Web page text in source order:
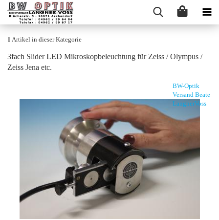
1 Artikel in dieser Kategorie
3fach Sli­der LED Mi­kro­skop­be­leuch­tung für Zeiss / Olym­pus /
Zeiss Jena etc.
BW-Optik
Versand Beate
LangnerVoss